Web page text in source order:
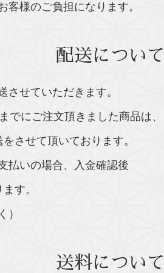
様のご負担になります。
配送につい
させていただきます。
でにご注文頂きました商品は、
させて頂いております。
払いの場合、入金確認後
す。
）
送料につい